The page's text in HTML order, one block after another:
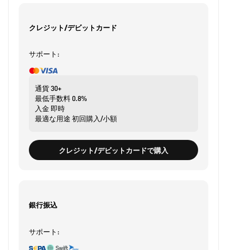
クレジット/デビットカード
サポート:
通貨30+
最低手数料0.8%
入金 即時
最適な用途 初回購入/小額
クレジット/デビットカードで購入
銀行振込
サポート: